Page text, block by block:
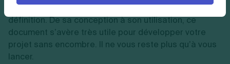
Désormais, vous savez tout du business plan et sa
définition. De sa conception à son utilisation, ce
document s’avère très utile pour développer votre
projet sans encombre. Il ne vous reste plus qu’à vous
lancer.